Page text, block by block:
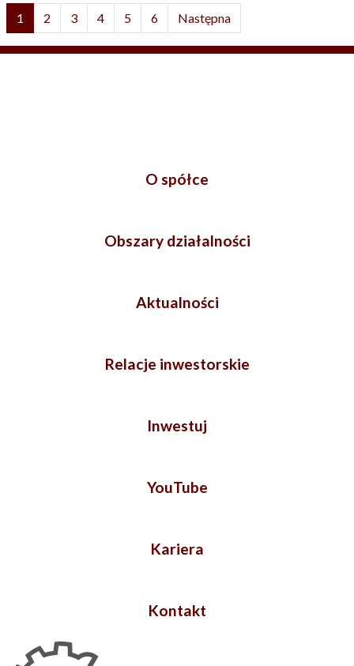
1 2 3 4 5 6 Następna
O spółce
Obszary działalności
Aktualności
Relacje inwestorskie
Inwestuj
YouTube
Kariera
Kontakt